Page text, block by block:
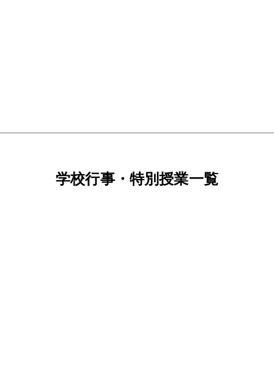
学校行事・特別授業一覧